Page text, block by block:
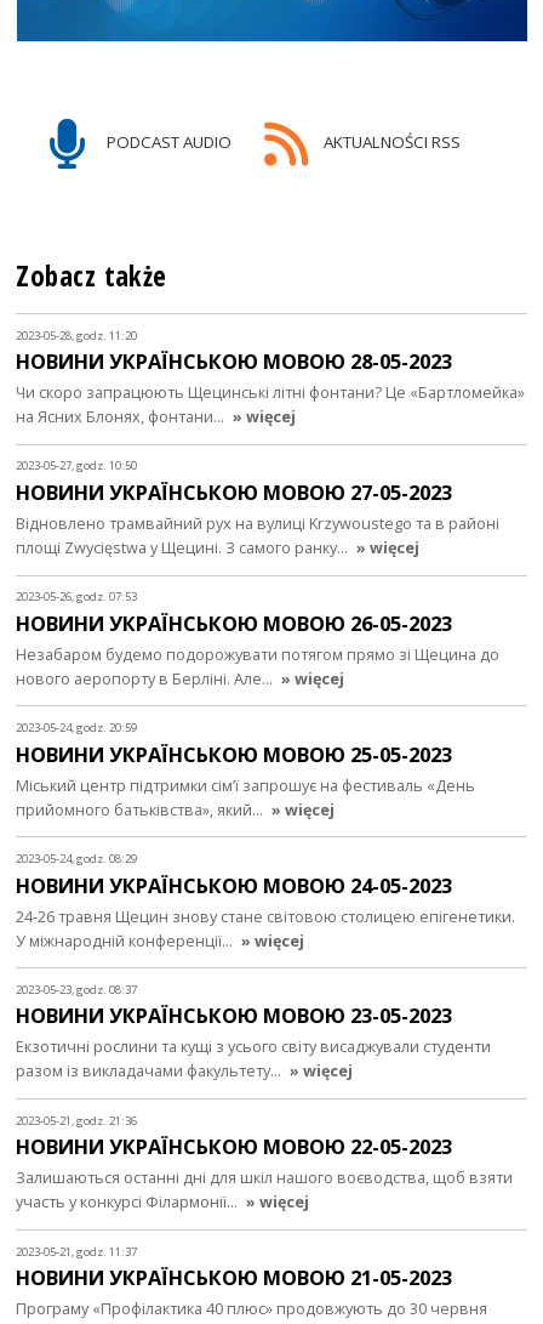
PODCAST AUDIO AKTUALNOŚCI RSS
Zobacz także
2023-05-28, godz. 11:20
НОВИНИ УКРАЇНСЬКОЮ МОВОЮ 28-05-2023
Чи скоро запрацюють Щецинські літні фонтани? Це «Бартломейка»
на Ясних Блонях, фонтани… » więcej
2023-05-27, godz. 10:50
НОВИНИ УКРАЇНСЬКОЮ МОВОЮ 27-05-2023
Відновлено трамвайний рух на вулиці Krzywoustego та в районі
площі Zwycięstwa у Щецині. З самого ранку… » więcej
2023-05-26, godz. 07:53
НОВИНИ УКРАЇНСЬКОЮ МОВОЮ 26-05-2023
Незабаром будемо подорожувати потягом прямо зі Щецина до
нового аеропорту в Берліні. Але… » więcej
2023-05-24, godz. 20:59
НОВИНИ УКРАЇНСЬКОЮ МОВОЮ 25-05-2023
Міський центр підтримки сім’ї запрошує на фестиваль «День
прийомного батьківства», який… » więcej
2023-05-24, godz. 08:29
НОВИНИ УКРАЇНСЬКОЮ МОВОЮ 24-05-2023
24-26 травня Щецин знову стане світовою столицею епігенетики.
У міжнародній конференції… » więcej
2023-05-23, godz. 08:37
НОВИНИ УКРАЇНСЬКОЮ МОВОЮ 23-05-2023
Екзотичні рослини та кущі з усього світу висаджували студенти
разом із викладачами факультету… » więcej
2023-05-21, godz. 21:36
НОВИНИ УКРАЇНСЬКОЮ МОВОЮ 22-05-2023
Залишаються останні дні для шкіл нашого воєводства, щоб взяти
участь у конкурсі Філармонії… » więcej
2023-05-21, godz. 11:37
НОВИНИ УКРАЇНСЬКОЮ МОВОЮ 21-05-2023
Програму «Профілактика 40 плюс» продовжують до 30 червня